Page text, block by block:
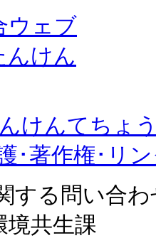
けんてちょ
･著作権･リ
する問い合わ
境共生課